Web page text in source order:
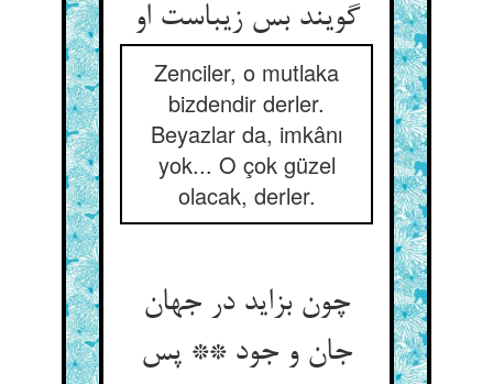
گویند بس زیباست او
Zenciler, o mutlaka
bizdendir derler.
Beyazlar da, imkânı
yok... O çok güzel
olacak, derler.
چون بزاید در جهان
جان و جود ** پس